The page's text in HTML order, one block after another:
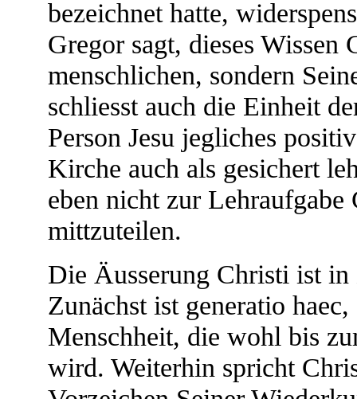
bezeichnet hatte,
Gregor sagt, dieses Wissen
menschlichen, sondern
schliesst auch die Einheit
Person Jesu jegliches
Kirche auch als gesichert
eben nicht zur Lehraufgabe
mittzuteilen.
Die Äusserung Christi ist
Zunächst ist generatio
Menschheit, die wohl bis
wird. Weiterhin spricht